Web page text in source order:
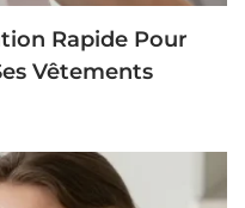
Rapide Pour
Vêtements